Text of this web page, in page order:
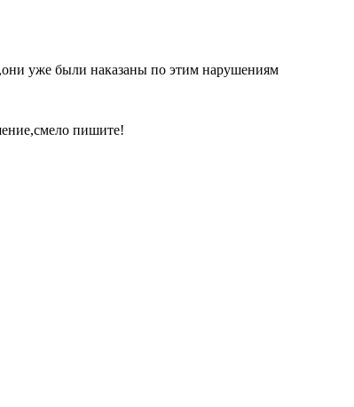
уже были наказаны по этим нарушениям
пишите!